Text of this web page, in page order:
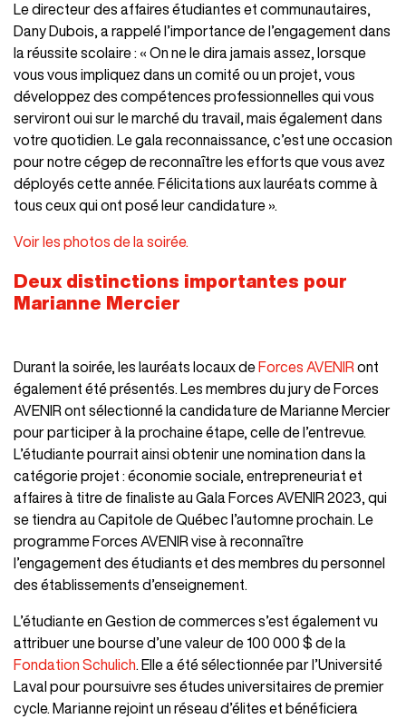
Le directeur des affaires étudiantes et communautaires,
Dany Dubois, a rappelé l’importance de l’engagement dans
la réussite scolaire : « On ne le dira jamais assez, lorsque
vous vous impliquez dans un comité ou un projet, vous
développez des compétences professionnelles qui vous
serviront oui sur le marché du travail, mais également dans
votre quotidien. Le gala reconnaissance, c’est une occasion
pour notre cégep de reconnaître les efforts que vous avez
déployés cette année. Félicitations aux lauréats comme à
tous ceux qui ont posé leur candidature ».
Voir les photos de la soirée.
Deux distinctions importantes pour
Marianne Mercier
Durant la soirée, les lauréats locaux de Forces AVENIR ont
également été présentés. Les membres du jury de Forces
AVENIR ont sélectionné la candidature de Marianne Mercier
pour participer à la prochaine étape, celle de l’entrevue.
L’étudiante pourrait ainsi obtenir une nomination dans la
catégorie projet : économie sociale, entrepreneuriat et
affaires à titre de finaliste au Gala Forces AVENIR 2023, qui
se tiendra au Capitole de Québec l’automne prochain. Le
programme Forces AVENIR vise à reconnaître
l’engagement des étudiants et des membres du personnel
des établissements d’enseignement.
L’étudiante en Gestion de commerces s’est également vu
attribuer une bourse d’une valeur de 100 000 $ de la
Fondation Schulich . Elle a été sélectionnée par l’Université
Laval pour poursuivre ses études universitaires de premier
cycle. Marianne rejoint un réseau d’élites et bénéficiera